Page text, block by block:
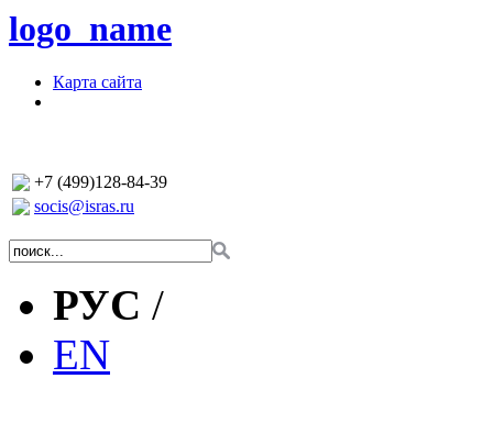
logo_name
Карта сайта
+7 (499)128-84-39
socis@isras.ru
РУС /
EN